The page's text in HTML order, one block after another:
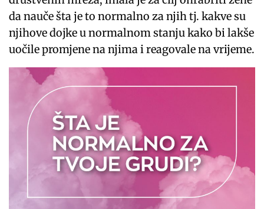
da nauče šta je to normalno za njih tj. kakve su
njihove dojke u normalnom stanju kako bi lakše
uočile promjene na njima i reagovale na vrijeme.